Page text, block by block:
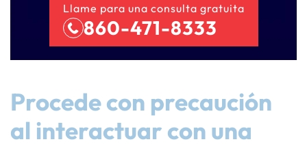
Llame para una consulta gratuita
860-471-8333
Procede con precaución
al interactuar con una